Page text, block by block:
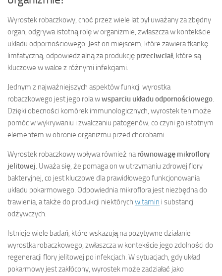
Wyrostek robaczkowy, choć przez wiele lat był uważany za zbędny
organ, odgrywa istotną rolę w organizmie, zwłaszcza w kontekście
układu odpornościowego. Jest on miejscem, które zawiera tkankę
limfatyczną, odpowiedzialną za produkcję przeciwciał, które są
kluczowe w walce z różnymi infekcjami.
Jednym z najważniejszych aspektów funkcji wyrostka
robaczkowego jest jego rola wwsparciu układu odpornościowego.
Dzięki obecności komórek immunologicznych, wyrostek ten może
pomóc w wykrywaniu i zwalczaniu patogenów, co czyni go istotnym
elementem w obronie organizmu przed chorobami.
Wyrostek robaczkowy wpływa również narównowagę mikroflory
jelitowej. Uważa się, że pomaga on w utrzymaniu zdrowej flory
bakteryjnej, co jest kluczowe dla prawidłowego funkcjonowania
układu pokarmowego. Odpowiednia mikroflora jest niezbędna do
trawienia, a także do produkcji niektórych witamin i substancji
odżywczych.
Istnieje wiele badań, które wskazują na pozytywne działanie
wyrostka robaczkowego, zwłaszcza w kontekście jego zdolności do
regeneracji flory jelitowej po infekcjach. W sytuacjach, gdy układ
pokarmowy jest zakłócony, wyrostek może zadziałać jako